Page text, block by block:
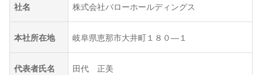
社名 株式会社バローホールディングス
本社所在地 岐阜県恵那市大井町１８０―１
代表者氏名 田代 正美